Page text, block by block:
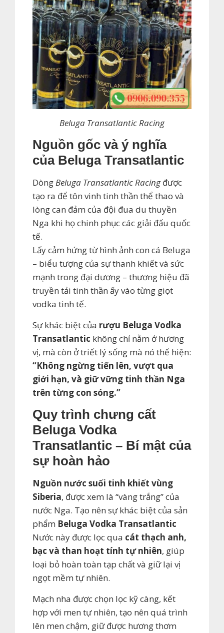
Beluga Transatlantic Racing
Nguồn gốc và ý nghĩa
của Beluga Transatlantic
DòngBeluga Transatlantic Racingđược
tạo ra để tôn vinh tinh thần thể thao và
lòng can đảm của đội đua du thuyền
Nga khi họ chinh phục các giải đấu quốc
tế.
Lấy cảm hứng từ hình ảnh con cá Beluga
– biểu tượng của sự thanh khiết và sức
mạnh trong đại dương – thương hiệu đã
truyền tải tinh thần ấy vào từng giọt
vodka tinh tế.
Sự khác biệt của rượu Beluga Vodka
Transatlantic không chỉ nằm ở hương
vị, mà còn ở triết lý sống mà nó thể hiện:
“Không ngừng tiến lên, vượt qua
giới hạn, và giữ vững tinh thần Nga
trên từng con sóng.”
Quy trình chưng cất
Beluga Vodka
Transatlantic – Bí mật của
sự hoàn hảo
Nguồn nước suối tinh khiết vùng
Siberia, được xem là “vàng trắng” của
nước Nga. Tạo nên sự khác biệt của sản
phẩm Beluga Vodka Transatlantic
Nước này được lọc qua cát thạch anh,
bạc và than hoạt tính tự nhiên, giúp
loại bỏ hoàn toàn tạp chất và giữ lại vị
ngọt mềm tự nhiên.
Mạch nha được chọn lọc kỹ càng, kết
hợp với men tự nhiên, tạo nên quá trình
lên men chậm, giữ được hương thơm